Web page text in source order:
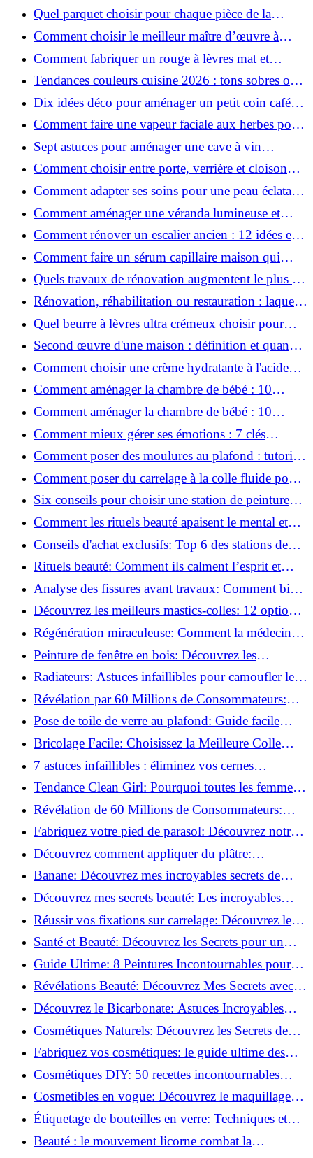
Quel parquet choisir pour chaque pièce de la
maison ?
Comment choisir le meilleur maître d’œuvre à
Grenoble en 2026 ?
Comment fabriquer un rouge à lèvres mat et
hydratant fait maison ?
Tendances couleurs cuisine 2026 : tons sobres ou
colorés, que choisir ?
Dix idées déco pour aménager un petit coin café
chez soi
Comment faire une vapeur faciale aux herbes pour
une peau plus saine et rajeunie ?
Sept astuces pour aménager une cave à vin
naturelle chez soi
Comment choisir entre porte, verrière et cloison
coulissante pour séparer vos pièces ?
Comment adapter ses soins pour une peau éclatante
en hiver ?
Comment aménager une véranda lumineuse et
conviviale : 12 idées déco
Comment rénover un escalier ancien : 12 idées et
astuces faciles pas à pas
Comment faire un sérum capillaire maison qui
stimule réellement la pousse des cheveux ?
Quels travaux de rénovation augmentent le plus la
valeur d'une maison pour la revente ?
Rénovation, réhabilitation ou restauration : laquelle
convient le mieux à mon logement ?
Quel beurre à lèvres ultra crémeux choisir pour
lèvres sèches et gercées?
Second œuvre d'une maison : définition et quand
le réaliser
Comment choisir une crème hydratante à l'acide
hyaluronique et niacinamide ?
Comment aménager la chambre de bébé : 10
conseils sécurité, déco et rangement
Comment aménager la chambre de bébé : 10
conseils sécurité, déco et rangement
Comment mieux gérer ses émotions : 7 clés
pratiques
Comment poser des moulures au plafond : tutoriel
vidéo pas à pas ?
Comment poser du carrelage à la colle fluide pour
un rendu professionnel ?
Six conseils pour choisir une station de peinture
basse pression
Comment les rituels beauté apaisent le mental et
créent des moments pour soi ?
Conseils d'achat exclusifs: Top 6 des stations de
peinture basse pression incontournables!
Rituels beauté: Comment ils calment l’esprit et
chouchoutent votre âme!
Analyse des fissures avant travaux: Comment bien
préparer vos surfaces!
Découvrez les meilleurs mastics-colles: 12 options
dès 6,70 €!
Régénération miraculeuse: Comment la médecine
régénérative peut restaurer votre confiance!
Peinture de fenêtre en bois: Découvrez les
techniques infaillibles pour un résultat parfait!
Radiateurs: Astuces infaillibles pour camoufler les
tuyaux apparents!
Révélation par 60 Millions de Consommateurs:
Découvrez le sérum anti-rides numéro un!
Pose de toile de verre au plafond: Guide facile
pour débutants!
Bricolage Facile: Choisissez la Meilleure Colle
pour Chaque Matériau!
7 astuces infaillibles : éliminez vos cernes
rapidement !
Tendance Clean Girl: Pourquoi toutes les femmes
l'adoptent?
Révélation de 60 Millions de Consommateurs:
Découvrez le meilleur fond de teint pour votre
peau!
Fabriquez votre pied de parasol: Découvrez notre
tutoriel facile !
Découvrez comment appliquer du plâtre:
Techniques pour un mur intérieur parfait!
Banane: Découvrez mes incroyables secrets de
beauté!
Découvrez mes secrets beauté: Les incroyables
vertus du curcuma!
Réussir vos fixations sur carrelage: Découvrez les
astuces infaillibles !
Santé et Beauté: Découvrez les Secrets pour un
Bien-être Optimal!
Guide Ultime: 8 Peintures Incontournables pour
Bois Extérieurs!
Révélations Beauté: Découvrez Mes Secrets avec le
Thé Vert Matcha!
Découvrez le Bicarbonate: Astuces Incroyables
pour Votre Quotidien!
Cosmétiques Naturels: Découvrez les Secrets de
Beauté Éco-responsables!
Fabriquez vos cosmétiques: le guide ultime des
produits de beauté maison!
Cosmétiques DIY: 50 recettes incontournables
pour sublimer votre beauté naturelle!
Cosmetibles en vogue: Découvrez le maquillage
100% comestible!
Étiquetage de bouteilles en verre: Techniques et
astuces incontournables!
Beauté : le mouvement licorne combat la